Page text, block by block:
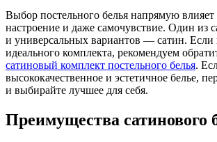
Выбор постельного белья напрямую влияет
настроение и даже самочувствие. Один из
и универсальных вариантов — сатин. Если
идеального комплекта, рекомендуем
сатиновый комплект постельного белья.
высококачественное и эстетичное белье,
и выбирайте лучшее для себя.
Преимущества сатинового